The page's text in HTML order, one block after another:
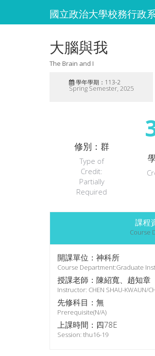
國立政治大學校務行政
大腦與我
The Brain and I
學年學期：113-2
Spring Semester, 2025
修別：群
Type of
Credit:
Partially
Required
課程
Course
開課單位：神科所
Course Department:Graduate
授課老師：陳紹寬、趙知章
Instructor: CHEN SHAU-KWAUN/
先修科目：無
Prerequisite(N/A)
上課時間：四78E
Session: thu16-19